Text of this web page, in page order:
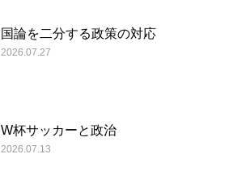
国論を二分する政策の対応
2026.07.27
W杯サッカーと政治
2026.07.13